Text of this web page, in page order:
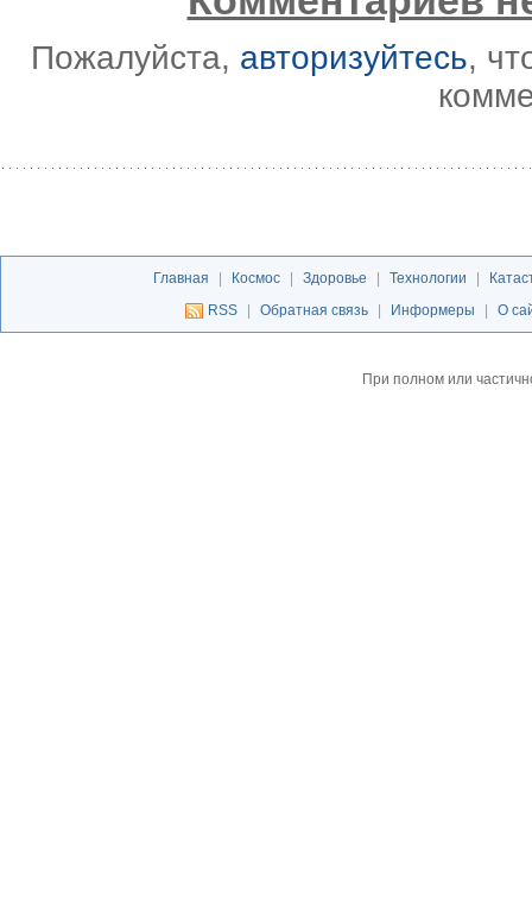
Пожалуйста, авторизуйтесь,
Главная | Космос | Здоровье | Технологии |
RSS
| Обратная связь | Информеры | О
При полном или